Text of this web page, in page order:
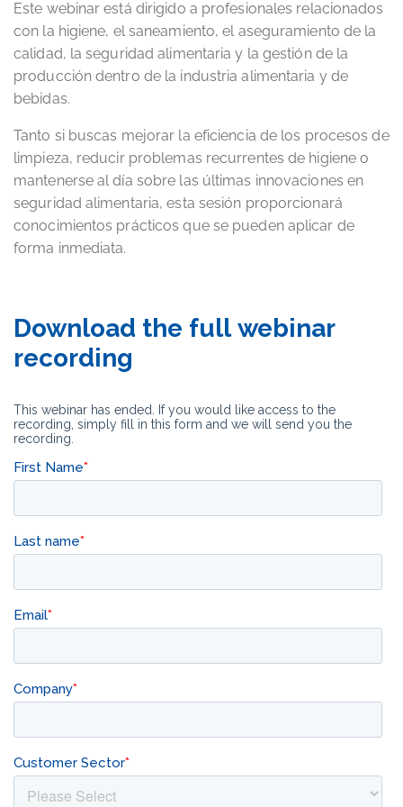
Este webinar está dirigido a profesionales relacionados
con la higiene, el saneamiento, el aseguramiento de la
calidad, la seguridad alimentaria y la gestión de la
producción dentro de la industria alimentaria y de
bebidas.
Tanto si buscas mejorar la eficiencia de los procesos de
limpieza, reducir problemas recurrentes de higiene o
mantenerse al día sobre las últimas innovaciones en
seguridad alimentaria, esta sesión proporcionará
conocimientos prácticos que se pueden aplicar de
forma inmediata.